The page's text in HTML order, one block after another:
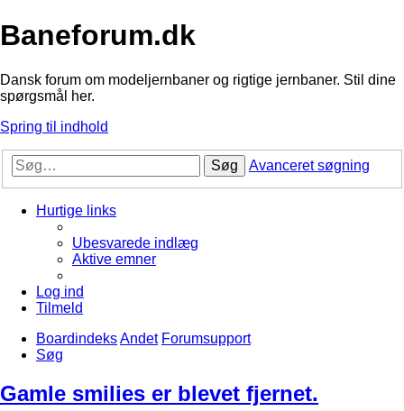
Baneforum.dk
Dansk forum om modeljernbaner og rigtige jernbaner. Stil dine
spørgsmål her.
Spring til indhold
Søg Avanceret søgning
Hurtige links
Ubesvarede indlæg
Aktive emner
Log ind
Tilmeld
BoardindeksAndet Forumsupport
Søg
Gamle smilies er blevet fjernet.